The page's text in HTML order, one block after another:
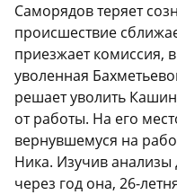
Саморядов теряет
происшествие
приезжает комиссия,
уволенная
решает уволить
от работы. На его
вернувшемуся на
Ника. Изучив анализы
через год она, 26-